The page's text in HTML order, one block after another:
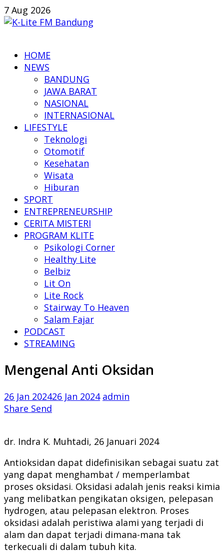
Skip
to
7 Aug 2026
Lite
Bandung
News
HOME
NEWS
BANDUNG
JAWA BARAT
NASIONAL
INTERNASIONAL
LIFESTYLE
Teknologi
Otomotif
Kesehatan
Wisata
Hiburan
SPORT
ENTREPRENEURSHIP
CERITA MISTERI
PROGRAM KLITE
Psikologi Corner
Healthy Lite
Belbiz
Lit On
Lite Rock
Stairway To Heaven
Salam Fajar
PODCAST
STREAMING
Mengenal Anti Oksidan
26 Jan 202426 Jan 2024 admin
Share Send
dr. Indra K. Muhtadi, 26 Januari 2024
Antioksidan dapat didefinisikan sebagai suatu zat
yang dapat menghambat / memperlambat
proses oksidasi. Oksidasi adalah jenis reaksi kimia
yang melibatkan pengikatan oksigen, pelepasan
hydrogen, atau pelepasan elektron. Proses
oksidasi adalah peristiwa alami yang terjadi di
alam dan dapat terjadi dimana-mana tak
terkecuali di dalam tubuh kita.